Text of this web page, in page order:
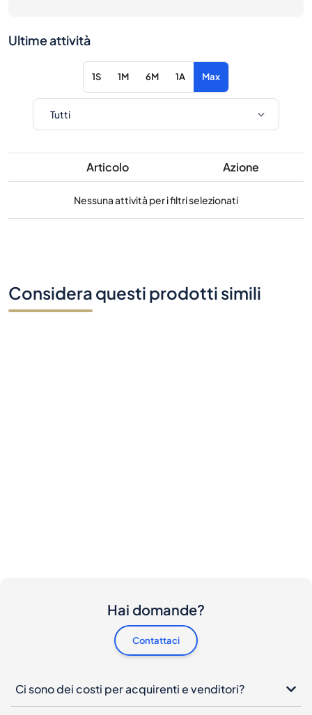
Ultime attività
1S 1M 6M 1A Max
Articolo Azione
Nessuna attività per i filtri selezionati
Considera questi prodotti simili
Hai domande?
Contattaci
Ci sono dei costi per acquirenti e venditori?